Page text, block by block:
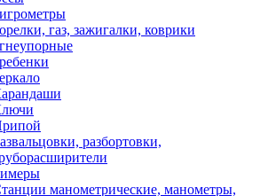
газ, зажигалки, коврики
разбортовки,
манометрические, манометры,